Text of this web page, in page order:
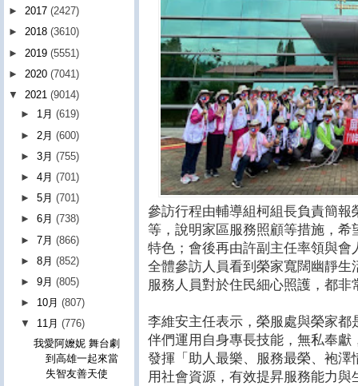
參訪行程由輔導組柯組長負責簡
等，說明家區服務照顧等措施，
特色；會後再由許副主任率領與
全體參訪人員看到榮家寬闊幽靜
服務人員對於住民細心照護，都非
李維安主任表示，榮服處與榮家
伴們運用自身專長技能，無私奉
發揮「助人最樂、服務最榮、袍
用社會資源，有效提昇服務能力
► 2017 (2427)
► 2018 (3610)
► 2019 (5551)
► 2020 (7041)
▼ 2021 (9014)
► 1月(619)
► 2月(600)
►3月(755)
►4月(701)
►5月(701)
►6月(738)
►7月(866)
►8月(852)
►9月(805)
► 10月(807)
▼ 11月(776)
我愛阿嬤妮 舞台劇
到高雄一起來當
失智友善天使